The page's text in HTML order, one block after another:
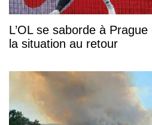
L’OL se saborde à
la situation au retour